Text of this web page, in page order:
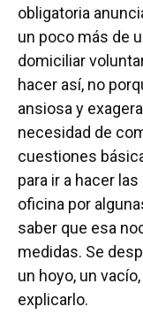
obligatoria
un poco más de
domiciliar
hacer así, no
ansiosa y
necesidad de
cuestiones
para ir a hacer
oficina por
saber que esa
medidas. Se
un hoyo, un
explicarlo.